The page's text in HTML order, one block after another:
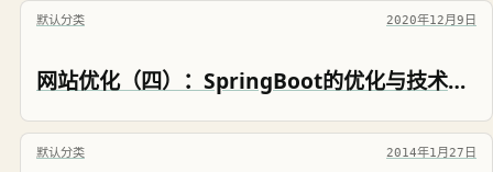
默认分类 2020年12月9日
网站优化（四）：SpringBoot的优化与技术选型
默认分类 2014年1月27日